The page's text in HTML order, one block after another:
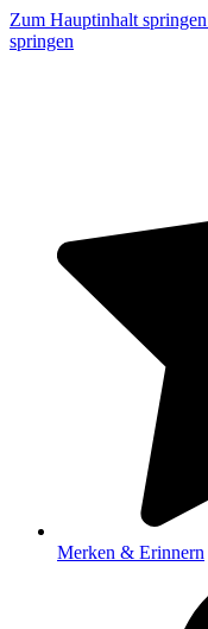
Zum Hauptinhalt springen
springen
Merken & Erinnern